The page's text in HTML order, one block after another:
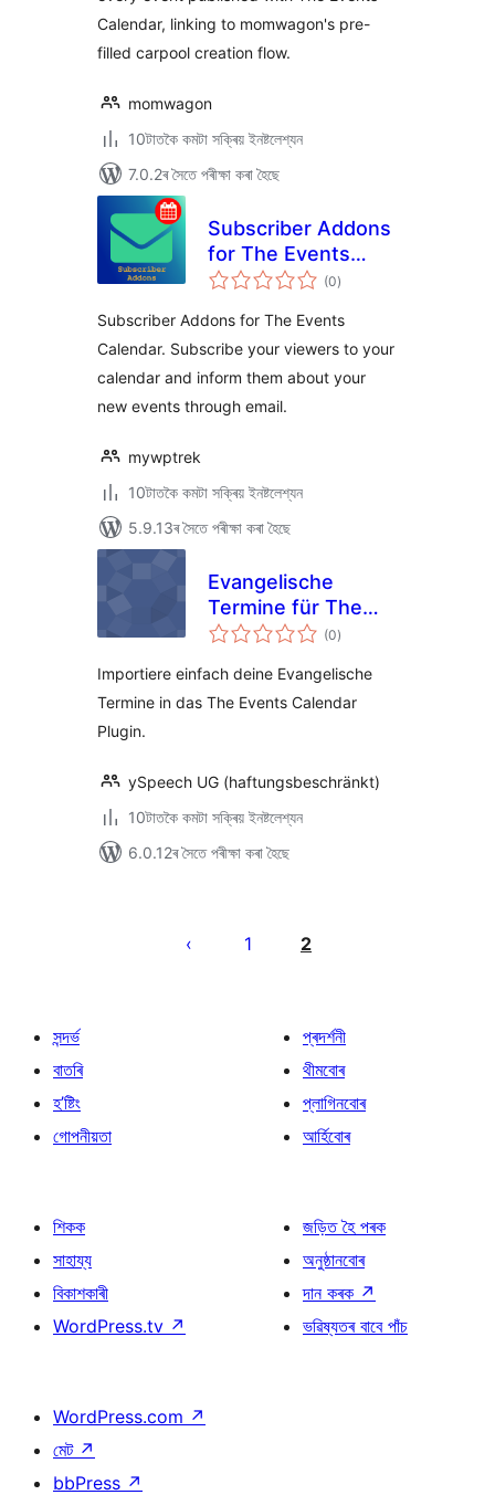
Calendar, linking to momwagon's pre-
filled carpool creation flow.
momwagon
10টাতকৈ কমটা সক্ৰিয় ইনষ্টলেশ্যন
7.0.2ৰ সৈতে পৰীক্ষা কৰা হৈছে
Subscriber Addons
for The Events
Calendar
(0টা
মুঠ)
Subscriber Addons for The Events
Calendar. Subscribe your viewers to your
calendar and inform them about your
new events through email.
mywptrek
10টাতকৈ কমটা সক্ৰিয় ইনষ্টলেশ্যন
5.9.13ৰ সৈতে পৰীক্ষা কৰা হৈছে
Evangelische
Termine für The
Events Calendar
(0টা
মুঠ)
Importiere einfach deine Evangelische
Termine in das The Events Calendar
Plugin.
ySpeech UG (haftungsbeschränkt)
10টাতকৈ কমটা সক্ৰিয় ইনষ্টলেশ্যন
6.0.12ৰ সৈতে পৰীক্ষা কৰা হৈছে
1 2
সন্দৰ্ভ
বাতৰি
হ’ষ্টিং
গোপনীয়তা
প্ৰদৰ্শনী
থীমবোৰ
প্লাগিনবোৰ
আৰ্হিবোৰ
শিকক
সাহায্য
বিকাশকাৰী
WordPress.tv ↗
জড়িত হৈ পৰক
অনুষ্ঠানবোৰ
দান কৰক ↗
ভৱিষ্যতৰ বাবে পাঁচ
WordPress.com ↗
মেট ↗
bbPress ↗